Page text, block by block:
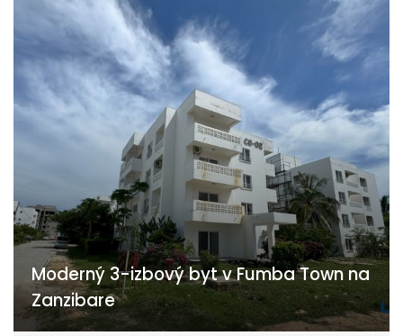
Moderný 3-izbový byt v Fumba Town na
Zanzibare